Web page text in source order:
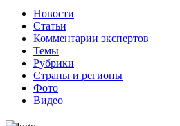
Новости
Статьи
Комментарии экспертов
Темы
Рубрики
Страны и регионы
Фото
Видео